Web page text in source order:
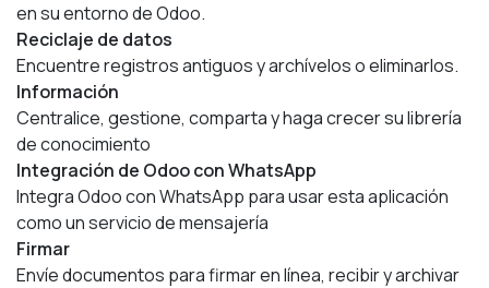
en su entorno de Odoo.
Reciclaje de datos
Encuentre registros antiguos y archívelos o eliminarlos.
Información
Centralice, gestione, comparta y haga crecer su librería
de conocimiento
Integración de Odoo con WhatsApp
Integra Odoo con WhatsApp para usar esta aplicación
como un servicio de mensajería
Firmar
Envíe documentos para firmar en línea, recibir y archivar